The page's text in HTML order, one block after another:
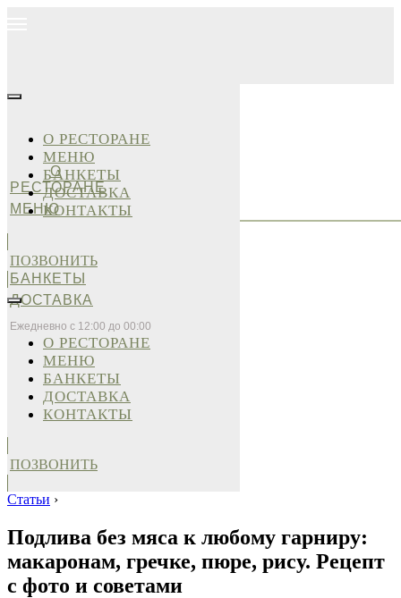
О
РЕСТОРАНЕ
МЕНЮ
БАНКЕТЫ
ДОСТАВКА
Ежедневно с 12:00 до 00:00
О РЕСТОРАНЕ
МЕНЮ
БАНКЕТЫ
ДОСТАВКА
КОНТАКТЫ
ПОЗВОНИТЬ
О РЕСТОРАНЕ
МЕНЮ
БАНКЕТЫ
ДОСТАВКА
КОНТАКТЫ
ПОЗВОНИТЬ
Статьи ›
Подлива без мяса к любому гарниру:
макаронам, гречке, пюре, рису. Рецепт
с фото и советами